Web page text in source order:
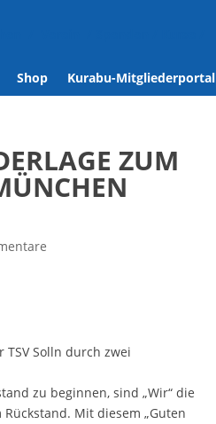
Shop Kurabu-Mitgliederportal
ZUM
Solln durch zwei
zu beginnen, sind „Wir“ die
Mit diesem „Guten